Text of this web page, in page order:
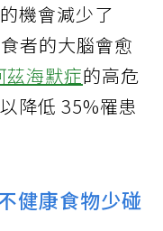
機會減少了
者的大腦會愈
茲海默症的高危
降低 35%罹患
健康食物少碰